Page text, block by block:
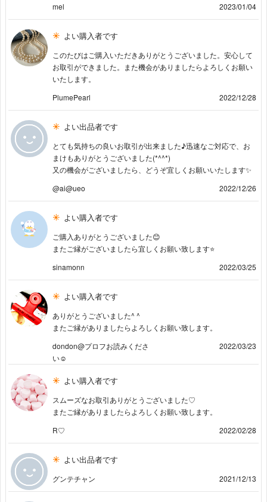
mel
2023/01/04
よい購入者です
このたびはご購入いただきありがとうございました。安心して
お取引ができました。また機会がありましたらよろしくお願い
いたします。
PlumePearl
2022/12/28
よい出品者です
とても気持ちの良いお取引が出来ました♪迅速なご対応で、お
まけもありがとうございました(*^^*)
又の機会がございましたら、どうぞ宜しくお願いいたします✨
@ai@ueo
2022/12/26
よい購入者です
ご購入ありがとうございました😊
またご縁がございましたら宜しくお願い致します⭐️
sinamonn
2022/03/25
よい購入者です
ありがとうございました^ ^
またご縁がありましたらよろしくお願い致します。
dondon@プロフお読みくださ
い☺︎
2022/03/23
よい購入者です
スムーズなお取引ありがとうございました♡
またご縁がありましたらよろしくお願い致します。
R♡
2022/02/28
よい出品者です
グンテチャン 2021/12/13